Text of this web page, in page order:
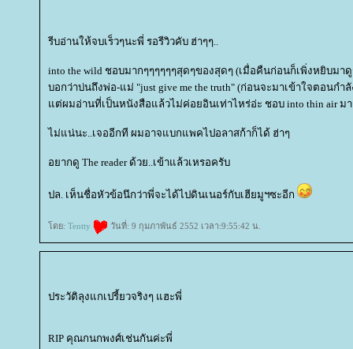
รีบอ่านให้จบเร็วๆนะพี่ รอรีวิวคับ ฮ่าๆๆ..
into the wild ชอบมากๆๆๆๆๆๆสุดๆของสุดๆ (เมื่อคืนก่อนก็เพิ่งหยิบมา
บอกว่าบ่นถึงพ่อ-แม่ "just give me the truth" (ก่อนจะมาเข้าใจตอนกำ
ต่ผมอ่านที่เป็นหนังสือแล้วไม่ค่อยอินเท่าไหร่อ่ะ ชอบ into thin air ม
ไม่แน่นะ..เจออีกที ผมอาจแบกแพคไปอลาสก้าก็ได้ ฮ่าๆ
อยากดู The reader ด้วย..เข้าแล้วเหรอครับ
ปล. เห็นชื่อหัวข้อนึกว่าพี่จะได้ไปดินเนอร์กับเฮียมูฯซะอีก
ดย: Tentty วันที่: 9 กุมภาพันธ์ 2552 เวลา:9:55:42 น.
ประวัติลุงแกเปรี้ยวจริงๆ แฮะพี่
RIP คุณกนกพงศ์เช่นกันค่ะพี่